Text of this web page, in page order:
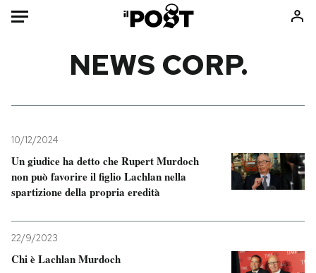
Mondo
Politica
Tecnologia
Internet
Scienza
Cultura
Economia
Consumismi
Storie/Idee
Media
NEWS CORP.
10/12/2024
Un giudice ha detto che Rupert Murdoch
non può favorire il figlio Lachlan nella
spartizione della propria eredità
22/9/2023
Chi è Lachlan Murdoch